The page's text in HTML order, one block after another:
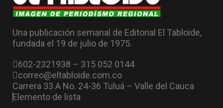
Una publicación semanal de Editorial El Tabloide,
fundada el 19 de julio de 1975.
602-2321938 – 315 052 0144
correo@eltabloide.com.co
Carrera 33 A No. 24-36 Tuluá – Valle del Cauca
Elemento de lista